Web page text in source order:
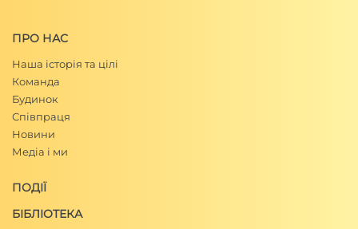
ПРО НАС
Наша історія та цілі
Команда
Будинок
Співпраця
Новини
Медіа і ми
ПОДІЇ
БІБЛІОТЕКА